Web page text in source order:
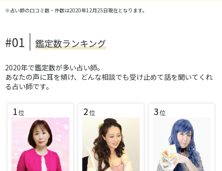
※占い師の口コミ数・件数は2020年12月25日現在となります。
#01 鑑定数ランキング
2020年で鑑定数が多い占い師。
あなたの声に耳を傾け、どんな相談でも受け止めて話を聞いてくれ
る占い師です。
1位 2位 3位